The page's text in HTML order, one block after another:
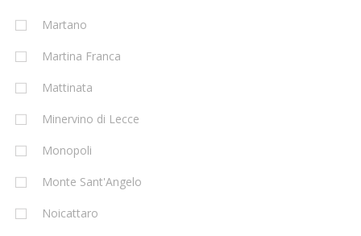
Martano
Martina Franca
Mattinata
Minervino di Lecce
Monopoli
Monte Sant'Angelo
Noicattaro